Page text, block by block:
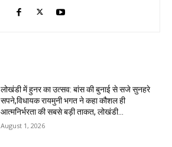
लोखंडी में हुनर का उत्सव: बांस की बुनाई से सजे सुनहरे
सपने,विधायक रायमुनी भगत ने कहा कौशल ही
आत्मनिर्भरता की सबसे बड़ी ताकत, लोखंडी...
August 1, 2026